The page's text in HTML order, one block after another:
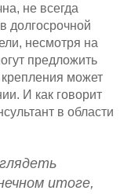
не всегда
долгосрочной
несмотря на
предложить
может
И как говорит
в области
итоге,